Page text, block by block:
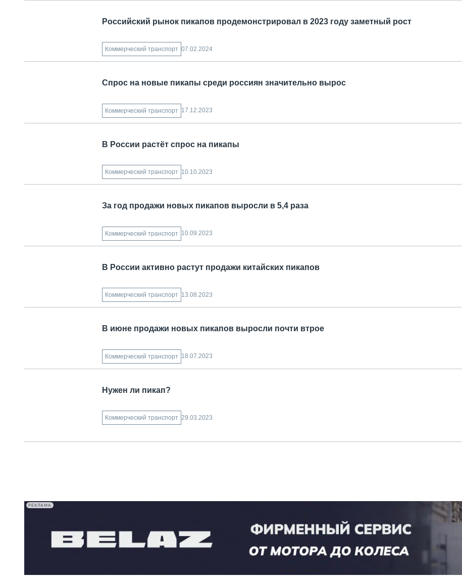
Российский рынок пикапов продемонстрировал в 2023 году заметный рост
Коммерческий транспорт 07.02.2024
Спрос на новые пикапы среди россиян значительно вырос
Коммерческий транспорт 17.12.2023
В России растёт спрос на пикапы
Коммерческий транспорт 10.10.2023
За год продажи новых пикапов выросли в 5,4 раза
Коммерческий транспорт 10.09.2023
В России активно растут продажи китайских пикапов
Коммерческий транспорт 13.08.2023
В июне продажи новых пикапов выросли почти втрое
Коммерческий транспорт 18.07.2023
Нужен ли пикап?
Коммерческий транспорт 29.03.2023
РЕКЛАМА